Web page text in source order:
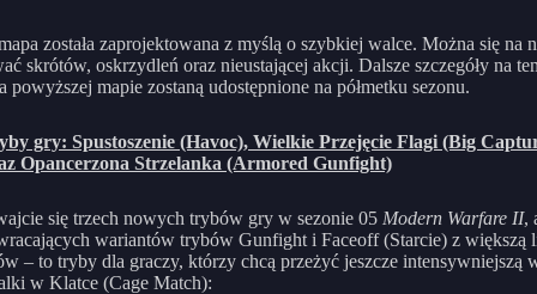
została zaprojektowana z myślą o szybkiej walce. Można się na
skrótów, oskrzydleń oraz nieustającej akcji. Dalsze szczegóły na
powyższej mapie zostaną udostępnione na półmetku sezonu.
gry: Spustoszenie (Havoc), Wielkie Przejęcie Flagi (Big
Opancerzona Strzelanka (Armored Gunfight)
się trzech nowych trybów gry w sezonie 05 Modern Warfare II,
wariantów trybów Gunfight i Faceoff (Starcie) z większą
– to tryby dla graczy, którzy chcą przeżyć jeszcze intensywniejszą
w Klatce (Cage Match):